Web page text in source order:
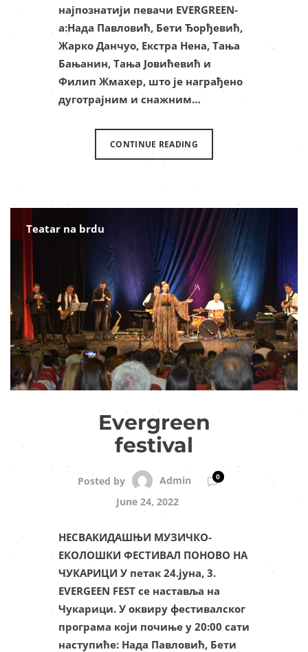
најпознатији певачи EVERGREEN-
a:Нада Павловић, Бети Ђорђевић,
Жарко Данчуо, Екстра Нена, Тања
Бањанин, Тања Јовићевић и
Филип Жмахер, што је награђено
дуготрајним и снажним…
CONTINUE READING
Teatar na brdu
Evergreen
festival
Posted by Admin 0
June 24, 2022
НЕСВАКИДАШЊИ МУЗИЧКО-
ЕКОЛОШКИ ФЕСТИВАЛ ПОНОВО НА
ЧУКАРИЦИ У петак 24.јуна, 3.
EVERGEEN FEST се наставља на
Чукарици. У оквиру фестивалског
програма који почиње у 20:00 сати
наступиће: Нада Павловић, Бети